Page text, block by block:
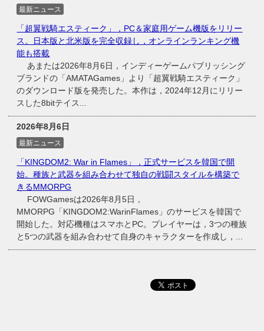
最新ニュース
「超翼戦騎エスティーク」，PC＆家庭用ゲーム機版をリリー
ス。日本版と北米版を完全収録し，オンラインランキング機
能も搭載
あまたは2026年8月6日，インディーゲームパブリッシング
ブランドの「AMATAGames」より「超翼戦騎エスティーク」
のダウンロード版を発売した。本作は，2024年12月にリリー
スした8bitテイス...
2026年8月6日
最新ニュース
「KINGDOM2: War in Flames」，正式サービスを韓国で開
始。種族と武器を組み合わせて独自の戦闘スタイルを構築で
きるMMORPG
FOWGamesは2026年8月5日，
MMORPG「KINGDOM2:WarinFlames」のサービスを韓国で
開始した。対応機種はスマホとPC。プレイヤーは，3つの種族
と5つの武器を組み合わせて自身のキャラクターを作成し，...